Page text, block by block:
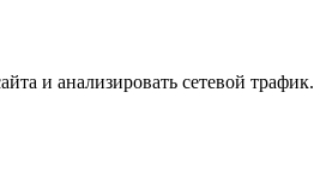
и анализировать сетевой трафик.